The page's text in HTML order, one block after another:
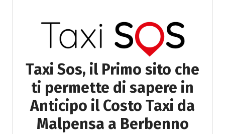
Taxi Sos, il Primo sito che
ti permette di sapere in
Anticipo il Costo Taxi da
Malpensa a Berbenno